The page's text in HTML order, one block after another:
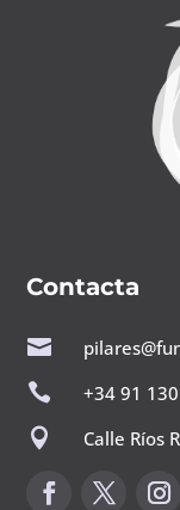
Contacta


+34 91

Calle Ríos